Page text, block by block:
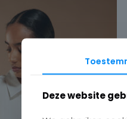
Deze website